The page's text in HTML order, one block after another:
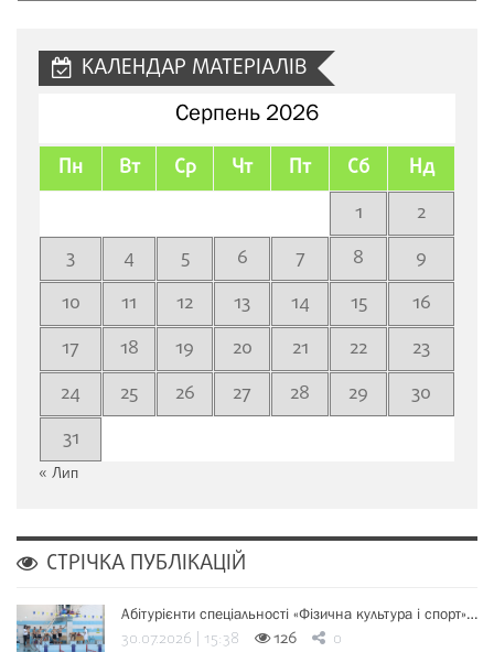
КАЛЕНДАР МАТЕРІАЛІВ
Серпень 2026
Пн Вт Ср Чт Пт Сб Нд
1
2
3
4 5 6 7 8
9
10
11 12 13 14 15
16
17
18 19 20 21 22
23
24
25 26 27 28 29
30
31
« Лип
СТРІЧКА ПУБЛІКАЦІЙ
Абітурієнти спеціальності «Фізична культура і спорт»…
30.07.2026 | 15:38 126 0